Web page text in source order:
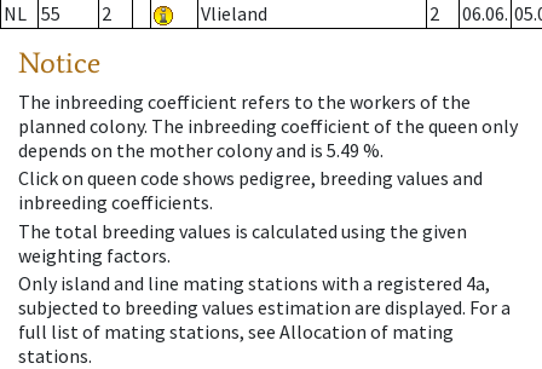
NL 55 2 Vlieland 2 06.06.
Notice
The inbreeding coefficient refers to the workers of the
planned colony. The inbreeding coefficient of the queen only
depends on the mother colony and is 5.49 %.
Click on queen code shows pedigree, breeding values and
inbreeding coefficients.
The total breeding values is calculated using the given
weighting factors.
Only island and line mating stations with a registered 4a,
subjected to breeding values estimation are displayed. For a
full list of mating stations, see Allocation of mating
stations.